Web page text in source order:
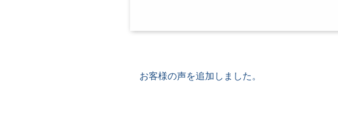
お客様の声を追加しました。